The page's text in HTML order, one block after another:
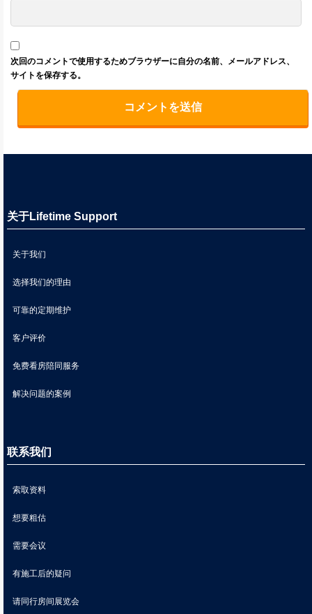
次回のコメントで使用するためブラウザーに自分の名前、メールアドレス、
サイトを保存する。
关于Lifetime Support
关于我们
选择我们的理由
可靠的定期维护
客户评价
免费看房陪同服务
解决问题的案例
联系我们
索取资料
想要粗估
需要会议
有施工后的疑问
请同行房间展览会